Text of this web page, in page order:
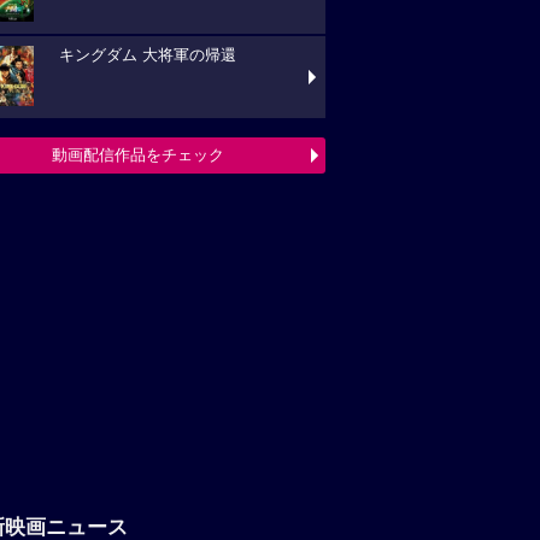
キングダム 大将軍の帰還
動画配信作品をチェック
映画ニュース